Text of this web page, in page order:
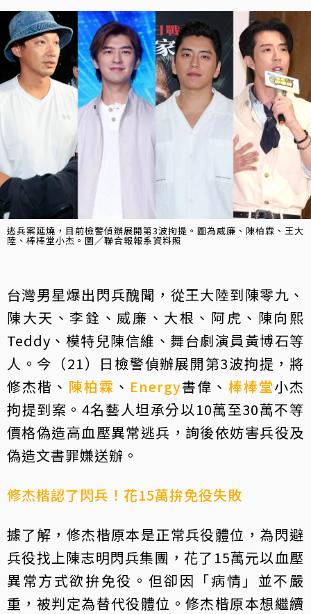
逃兵案延燒，目前檢警偵辦展開第3波拘提。圖為威廉、陳柏霖、王大
陸、棒棒堂小杰。圖／聯合報報系資料照
台灣男星爆出閃兵醜聞，從王大陸到陳零九、
陳大天、李銓、威廉、大根、阿虎、陳向熙
Teddy、模特兒陳信維、舞台劇演員黃博石等
人。今（21）日檢警偵辦展開第3波拘提，將
修杰楷、 陳柏霖 、 Energy書偉、 棒棒堂小杰
拘提到案。4名藝人坦承分以10萬至30萬不等
價格偽造高血壓異常逃兵，詢後依妨害兵役及
偽造文書罪嫌送辦。
修杰楷認了閃兵！花15萬拚免役失敗
據了解，修杰楷原本是正常兵役體位，為閃避
兵役找上陳志明閃兵集團，花了15萬元以血壓
異常方式欲拚免役。但卻因「病情」並不嚴
重，被判定為替代役體位。修杰楷原本想繼續